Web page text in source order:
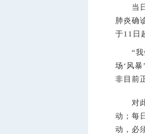
当日
肺炎确
于11日
“我们
场‘风
非目前
对此
动；每
动，必